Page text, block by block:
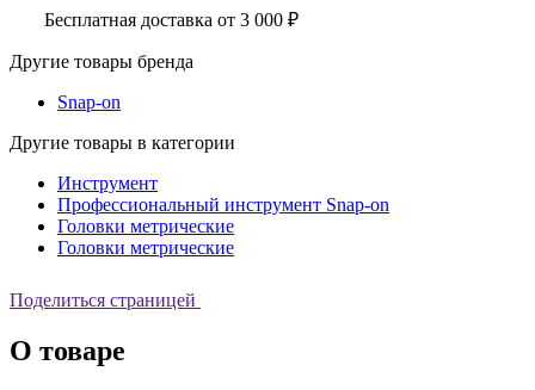
Бесплатная доставка от 3 000 ₽
Другие товары бренда
Snap-on
Другие товары в категории
Инструмент
Профессиональный инструмент Snap-on
Головки метрические
Головки метрические
Поделиться страницей
О товаре